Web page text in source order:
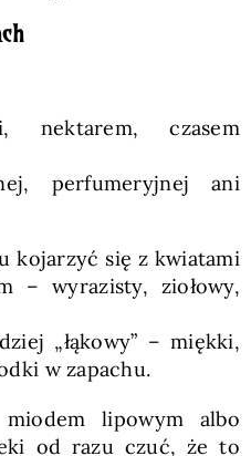
nektarem, czasem
perfumeryjnej ani
kojarzyć się z kwiatami
– wyrazisty, ziołowy,
„łąkowy” – miękki,
w zapachu.
lipowym albo
od razu czuć, że to